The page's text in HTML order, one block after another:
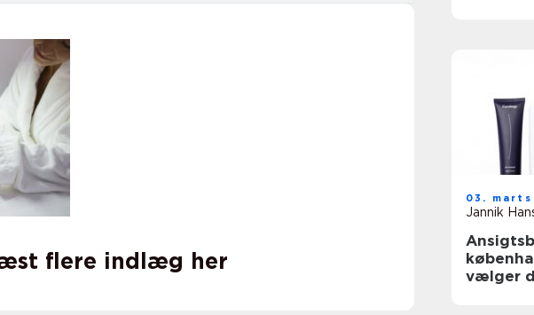
flere indlæg her
03. marts
Jannik
københavn
vælger